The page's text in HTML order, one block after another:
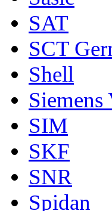
SAT
SCT
Shell
SIM
SKF
SNR
Spidan